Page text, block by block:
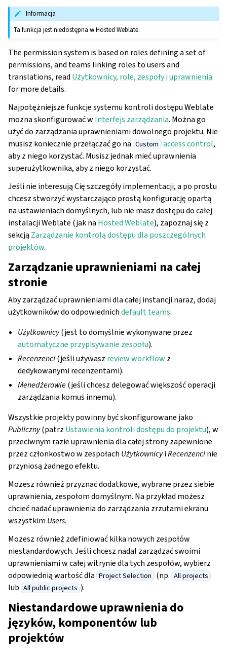
Informacja
Ta funkcja jest niedostępna w Hosted Weblate.
The permission system is based on roles defining a set of
permissions, and teams linking roles to users and
translations, read Użytkownicy, role, zespoły i uprawnienia
for more details.
Najpotężniejsze funkcje systemu kontroli dostępu Weblate
można skonfigurować w Interfejs zarządzania. Można go
użyć do zarządzania uprawnieniami dowolnego projektu. Nie
musisz koniecznie przełączać go na Custom access control,
aby z niego korzystać. Musisz jednak mieć uprawnienia
superużytkownika, aby z niego korzystać.
Jeśli nie interesują Cię szczegóły implementacji, a po prostu
chcesz stworzyć wystarczająco prostą konfigurację opartą
na ustawieniach domyślnych, lub nie masz dostępu do całej
instalacji Weblate (jak na Hosted Weblate), zapoznaj się z
sekcją Zarządzanie kontrolą dostępu dla poszczególnych
projektów.
Zarządzanie uprawnieniami na całej
stronie
Aby zarządzać uprawnieniami dla całej instancji naraz, dodaj
użytkowników do odpowiednichdefault teams:
Użytkownicy(jest to domyślnie wykonywane przez
automatyczne przypisywanie zespołu).
Recenzenci(jeśli używasz review workflow z
dedykowanymi recenzentami).
Menedżerowie(jeśli chcesz delegować większość operacji
zarządzania komuś innemu).
Wszystkie projekty powinny być skonfigurowane jako
Publiczny(patrz Ustawienia kontroli dostępu do projektu), w
przeciwnym razie uprawnienia dla całej strony zapewnione
przez członkostwo w zespołach UżytkownicyiRecenzencinie
przyniosą żadnego efektu.
Możesz również przyznać dodatkowe, wybrane przez siebie
uprawnienia, zespołom domyślnym. Na przykład możesz
chcieć nadać uprawnienia do zarządzania zrzutami ekranu
wszystkim Users.
Możesz również zdefiniować kilka nowych zespołów
niestandardowych. Jeśli chcesz nadal zarządzać swoimi
uprawnieniami w całej witrynie dla tych zespołów, wybierz
odpowiednią wartość dla Project Selection (np. All projects
lub All public projects ).
Niestandardowe uprawnienia do
języków, komponentów lub
projektów